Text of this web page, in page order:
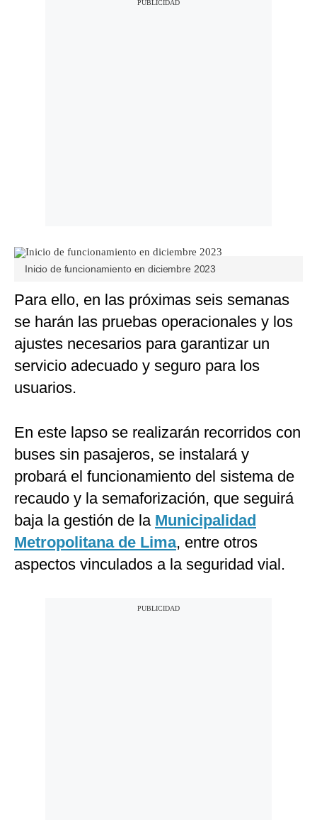
Inicio de funcionamiento en diciembre 2023
Para ello, en las próximas seis semanas
se harán las pruebas operacionales y los
ajustes necesarios para garantizar un
servicio adecuado y seguro para los
usuarios.
En este lapso se realizarán recorridos con
buses sin pasajeros, se instalará y
probará el funcionamiento del sistema de
recaudo y la semaforización, que seguirá
baja la gestión de la Municipalidad
Metropolitana de Lima, entre otros
aspectos vinculados a la seguridad vial.